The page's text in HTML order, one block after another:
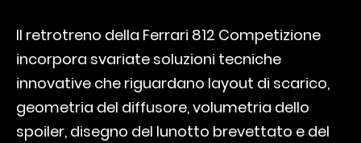
Il retrotreno della Ferrari 812 Competizione
incorpora svariate soluzioni tecniche
innovative che riguardano layout di scarico,
geometria del diffusore, volumetria dello
spoiler, disegno del lunotto brevettato e del